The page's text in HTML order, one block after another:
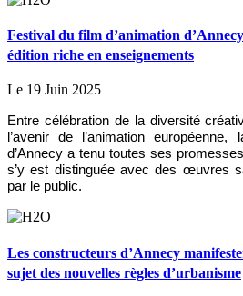
Festival du film d’animation
édition riche en enseignements
Le 19 Juin 2025
Entre célébration de la diversité
l’avenir de l’animation
d’Annecy a tenu toutes ses
s’y est distinguée avec des œuvres
par le public.
Les constructeurs d’Annecy
sujet des nouvelles règles d’urbanisme